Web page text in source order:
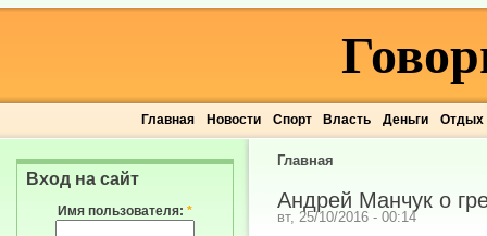
Главная Новости Спорт Власть Деньги Отдых
Главная
Андрей Манчук о
вт, 25/10/2016 - 00:14
Вход на сайт
Имя пользователя: *